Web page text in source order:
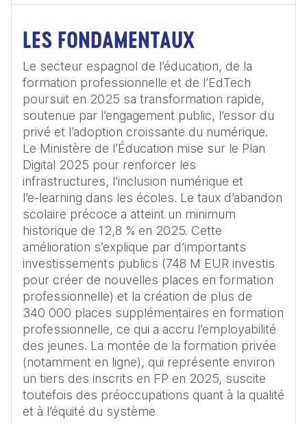
LES FONDAMENTAUX
Le secteur espagnol de l’éducation, de la
formation professionnelle et de l’EdTech
poursuit en 2025 sa transformation rapide,
soutenue par l’engagement public, l’essor du
privé et l’adoption croissante du numérique.
Le Ministère de l’Éducation mise sur le Plan
Digital 2025 pour renforcer les
infrastructures, l’inclusion numérique et
l’e‑learning dans les écoles. Le taux d’abandon
scolaire précoce a atteint un minimum
historique de 12,8 % en 2025. Cette
amélioration s’explique par d’importants
investissements publics (748 M EUR investis
pour créer de nouvelles places en formation
professionnelle) et la création de plus de
340 000 places supplémentaires en formation
professionnelle, ce qui a accru l’employabilité
des jeunes. La montée de la formation privée
(notamment en ligne), qui représente environ
un tiers des inscrits en FP en 2025, suscite
toutefois des préoccupations quant à la qualité
et à l’équité du système